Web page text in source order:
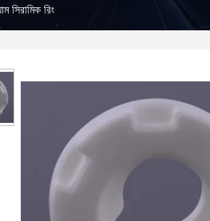
সিরামিক রিং